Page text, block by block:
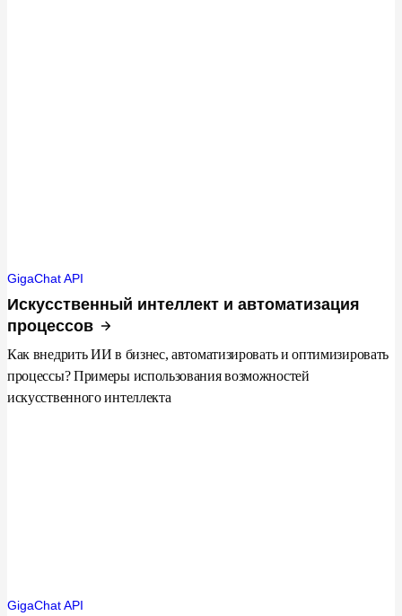
GigaChat API
Искусственный интеллект и автоматизация
процессов
Как внедрить ИИ в бизнес, автоматизировать и оптимизировать
процессы? Примеры использования возможностей
искусственного интеллекта
GigaChat API